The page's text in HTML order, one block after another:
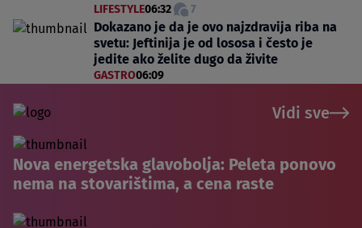
LIFESTYLE06:32 7
Dokazano je da je ovo najzdravija riba na
svetu: Jeftinija je od lososa i često je
jedite ako želite dugo da živite
GASTRO06:09
Vidi sve
Nova energetska glavobolja: Peleta ponovo
nema na stovarištima, a cena raste